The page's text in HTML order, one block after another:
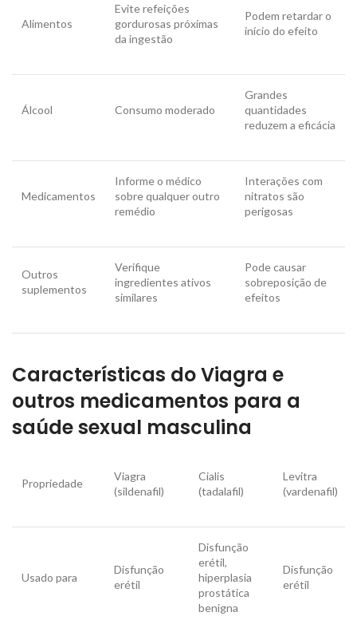
Alimentos
Evite refeições
gordurosas próximas
da ingestão
Podem retardar o
início do efeito
Álcool Consumo moderado
Grandes
quantidades
reduzem a eficácia
Medicamentos
Informe o médico
sobre qualquer outro
remédio
Interações com
nitratos são
perigosas
Outros
suplementos
Verifique
ingredientes ativos
similares
Pode causar
sobreposição de
efeitos
Características do Viagra e
outros medicamentos para a
saúde sexual masculina
Propriedade
Viagra
(sildenafil)
Cialis
(tadalafil)
Levitra
(vardenafil)
Usado para
Disfunção
erétil
Disfunção
erétil,
hiperplasia
prostática
benigna
Disfunção
erétil